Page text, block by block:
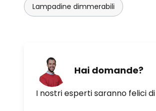
Lampadine dimmerabili
Hai domande?
I nostri esperti saranno felici